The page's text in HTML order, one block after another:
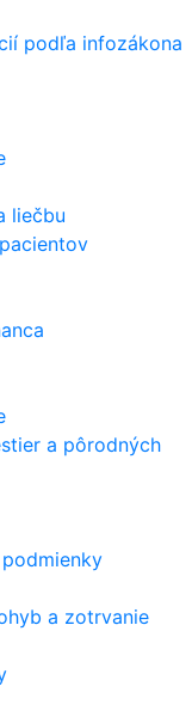
podľa infozákona
liečbu
a pôrodných
a zotrvanie